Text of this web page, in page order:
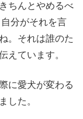
ちんとやめるべ
分がそれを言
。それは誰のた
えています。
に愛犬が変わる
した。